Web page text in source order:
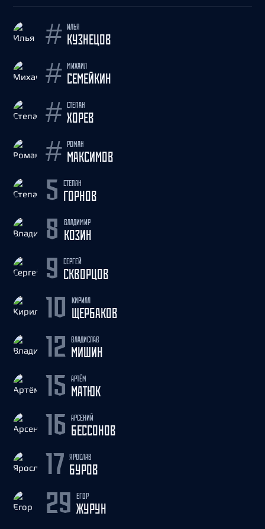
# ИЛЬЯ
КУЗНЕЦОВ
# МИХАИЛ
СЕМЕЙКИН
# СТЕПАН
ХОРЕВ
# РОМАН
МАКСИМОВ
5 СТЕПАН
ГОРНОВ
8 ВЛАДИМИР
КОЗИН
9 СЕРГЕЙ
СКВОРЦОВ
КИРИЛЛ
ЩЕРБАКОВ
12 ВЛАДИСЛАВ
МИШИН
15 АРТЁМ
МАТЮК
16 АРСЕНИЙ
БЕССОНОВ
17 ЯРОСЛАВ
БУРОВ
29 ЕГОР
ЖУРУН